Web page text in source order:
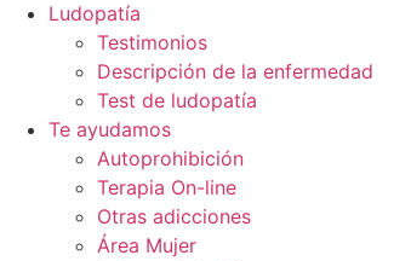
Ludopatía
Testimonios
Descripción de la enfermedad
Test de ludopatía
Te ayudamos
Autoprohibición
Terapia On-line
Otras adicciones
Área Mujer